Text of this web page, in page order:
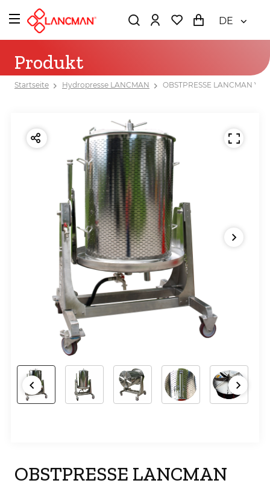
DE
Produkt
Startseite Hydropresse LANCMAN OBSTPRESSE LANCMAN
OBSTPRESSE LANCMAN